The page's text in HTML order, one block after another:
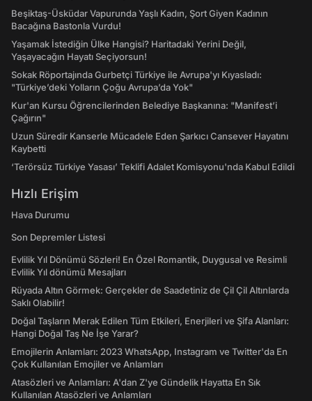
Beşiktaş-Üsküdar Vapurunda Yaşlı Kadın, Şort Giyen Kadının
Bacağına Bastonla Vurdu!
Yaşamak İstediğin Ülke Hangisi? Haritadaki Yerini Değil,
Yaşayacağın Hayatı Seçiyorsun!
Sokak Röportajında Gurbetçi Türkiye ile Avrupa'yı Kıyasladı:
"Türkiye’deki Yolların Çoğu Avrupa’da Yok"
Kur'an Kursu Öğrencilerinden Belediye Başkanına: "Manifest’i
Çağırın"
Uzun Süredir Kanserle Mücadele Eden Şarkıcı Cansever Hayatını
Kaybetti
‘Terörsüz Türkiye Yasası’ Teklifi Adalet Komisyonu'nda Kabul Edildi
Hızlı Erişim
Hava Durumu
Son Depremler Listesi
Evlilik Yıl Dönümü Sözleri! En Özel Romantik, Duygusal ve Resimli
Evlilik Yıl dönümü Mesajları
Rüyada Altın Görmek: Gerçekler de Saadetiniz de Çil Çil Altınlarda
Saklı Olabilir!
Doğal Taşların Merak Edilen Tüm Etkileri, Enerjileri ve Şifa Alanları:
Hangi Doğal Taş Ne İşe Yarar?
Emojilerin Anlamları: 2023 WhatsApp, Instagram ve Twitter'da En
Çok Kullanılan Emojiler ve Anlamları
Atasözleri ve Anlamları: A'dan Z'ye Gündelik Hayatta En Sık
Kullanılan Atasözleri ve Anlamları